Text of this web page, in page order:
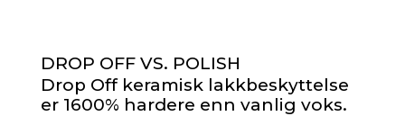
DROP OFF VS. POLISH
Drop Off keramisk lakkbeskyttelse
er 1600% hardere enn vanlig voks.